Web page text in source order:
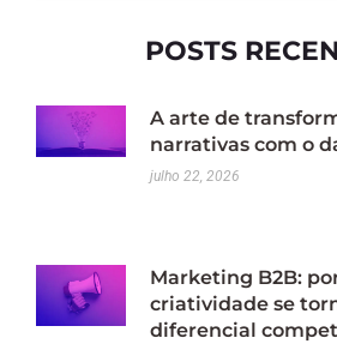
POSTS
A arte de
narrativas com o
julho 22, 2026
Marketing B2B:
criatividade se
diferencial